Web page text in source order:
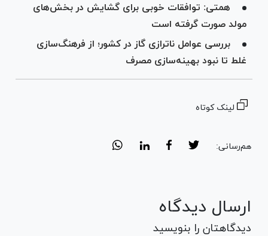
همتی: توافقات خوبی برای گشایش در بخش‌های
مولد صورت گرفته است
بررسی عوامل ناترازی گاز در کشور؛ از فرهنگ‌سازی
غلط تا نبود بهینه‌سازی مصرف
لینک کوتاه
هم‌رسانی:
ارسال دیدگاه
دیدگاهتان را بنویسید